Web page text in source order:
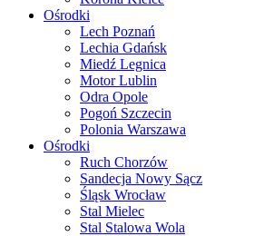
Ośrodki
Lech Poznań
Lechia Gdańsk
Miedź Legnica
Motor Lublin
Odra Opole
Pogoń Szczecin
Polonia Warszawa
Ośrodki
Ruch Chorzów
Sandecja Nowy Sącz
Śląsk Wrocław
Stal Mielec
Stal Stalowa Wola